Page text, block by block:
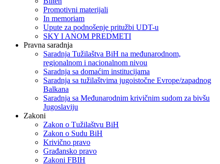
Promotivni materijali
In memoriam
Upute za podnošenje pritužbi UDT-u
SKY I ANOM PREDMETI
Pravna saradnja
Saradnja Tužilaštva BiH na međunarodnom,
regionalnom i nacionalnom nivou
Saradnja sa domaćim institucijama
Saradnja sa tužilaštvima jugoistočne Evrope/zapadnog
Balkana
Saradnja sa Međunarodnim krivičnim sudom za bivšu
Jugoslaviju
Zakoni
Zakon o Тužilaštvu BiH
Zakon o Sudu BiH
Krivično pravo
Građansko pravo
Zakoni FBIH